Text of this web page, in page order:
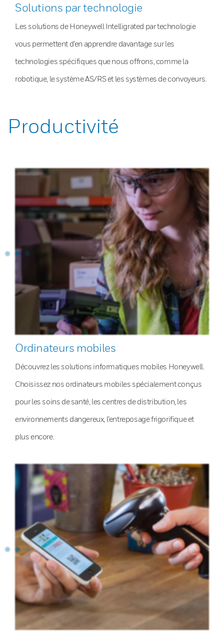
Solutions par technologie
Les solutions de Honeywell Intelligrated par technologie
vous permettent d’en apprendre davantage sur les
technologies spécifiques que nous offrons, comme la
robotique, le système AS/RS et les systèmes de convoyeurs.
Productivité
Ordinateurs mobiles
Découvrez les solutions informatiques mobiles Honeywell.
Choisissez nos ordinateurs mobiles spécialement conçus
pour les soins de santé, les centres de distribution, les
environnements dangereux, l’entreposage frigorifique et
plus encore.